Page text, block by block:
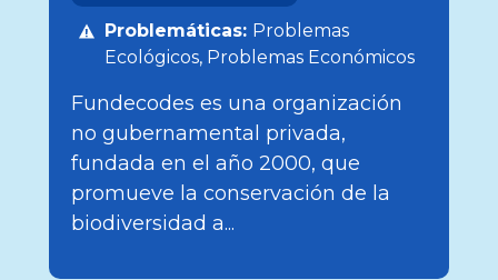
Problemáticas: Problemas
Ecológicos Problemas Económicos
Fundecodes es una organización
no gubernamental privada,
fundada en el año 2000, que
promueve la conservación de la
biodiversidad a...